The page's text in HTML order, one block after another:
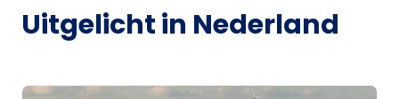
Uitgelicht in Nederland